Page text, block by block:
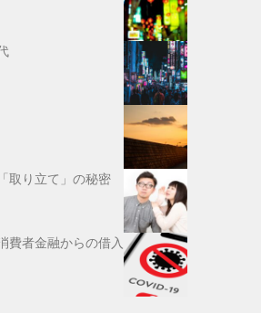
取り立て」の秘密
費者金融からの借入